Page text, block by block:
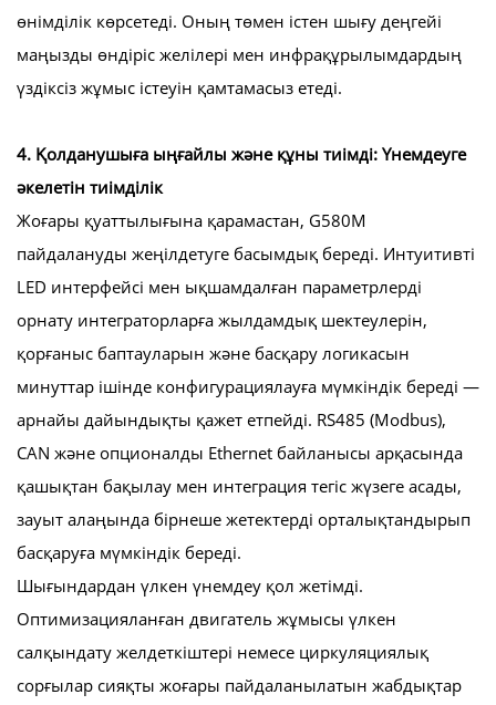
өнімділік көрсетеді. Оның төмен істен шығу деңгейі
маңызды өндіріс желілері мен инфрақұрылымдардың
үздіксіз жұмыс істеуін қамтамасыз етеді.
4. Қолданушыға ыңғайлы және құны тиімді: Үнемдеуге
әкелетін тиімділік
Жоғары қуаттылығына қарамастан, G580M
пайдалануды жеңілдетуге басымдық береді. Интуитивті
LED интерфейсі мен ықшамдалған параметрлерді
орнату интеграторларға жылдамдық шектеулерін,
қорғаныс баптауларын және басқару логикасын
минуттар ішінде конфигурациялауға мүмкіндік береді —
арнайы дайындықты қажет етпейді. RS485 (Modbus),
CAN және опционалды Ethernet байланысы арқасында
қашықтан бақылау мен интеграция тегіс жүзеге асады,
зауыт алаңында бірнеше жетектерді орталықтандырып
басқаруға мүмкіндік береді.
Шығындардан үлкен үнемдеу қол жетімді.
Оптимизацияланған двигатель жұмысы үлкен
салқындату желдеткіштері немесе циркуляциялық
сорғылар сияқты жоғары пайдаланылатын жабдықтар